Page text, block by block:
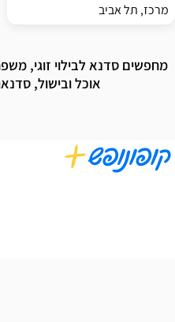
מרכז, תל אביב
מחפשים סדנא לבילוי זוגי,
אוכל ובישול,